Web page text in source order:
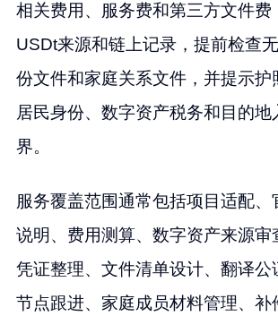
相关费用、服务费和第三方文件费
USDt来源和链上记录，提前检查
份文件和家庭关系文件，并提示护
居民身份、数字资产税务和目的地
界。
服务覆盖范围通常包括项目适配、
说明、费用测算、数字资产来源审
凭证整理、文件清单设计、翻译公
节点跟进、家庭成员材料管理、补